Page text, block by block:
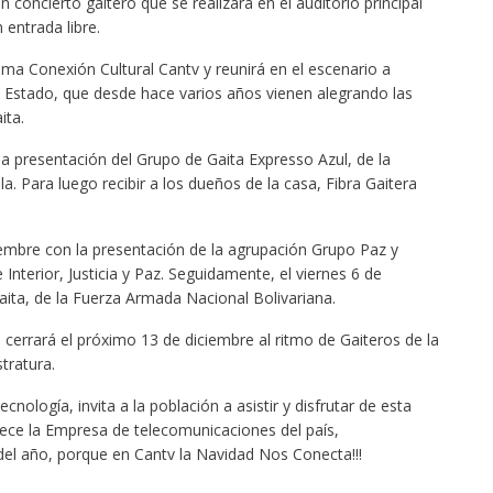
entrada libre.
Conexión Cultural Cantv y reunirá en el escenario a
que desde hace varios años vienen alegrando las
presentación del Grupo de Gaita Expresso Azul, de la
Para luego recibir a los dueños de la casa, Fibra Gaitera
con la presentación de la agrupación Grupo Paz y
Justicia y Paz. Seguidamente, el viernes 6 de
de la Fuerza Armada Nacional Bolivariana.
el próximo 13 de diciembre al ritmo de Gaiteros de la
invita a la población a asistir y disfrutar de esta
la Empresa de telecomunicaciones del país,
año, porque en Cantv la Navidad Nos Conecta!!!